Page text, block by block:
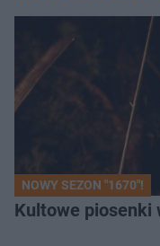
NOWY SEZON "1670"!
Kultowe piosenki